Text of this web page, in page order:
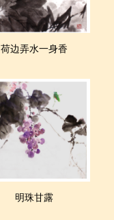
荷边弄水一身香
明珠甘露